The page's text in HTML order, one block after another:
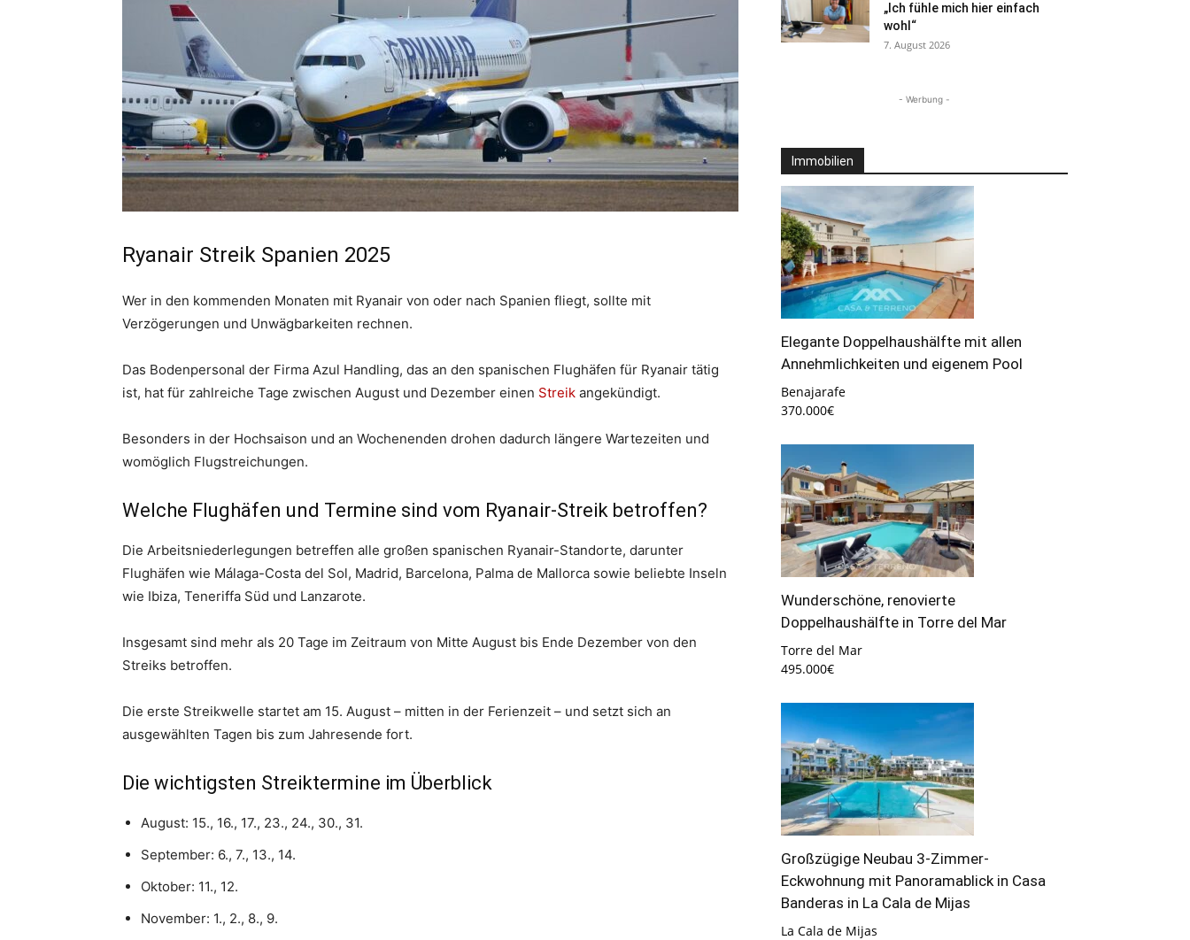
Ryanair Streik Spanien 2025
Wer in den kommenden Monaten mit Ryanair von oder nach Spanien fliegt, sollte mit
Verzögerungen und Unwägbarkeiten rechnen.
Das Bodenpersonal der Firma Azul Handling, das an den spanischen Flughäfen für Ryanair tätig
ist, hat für zahlreiche Tage zwischen August und Dezember einen Streik angekündigt.
Besonders in der Hochsaison und an Wochenenden drohen dadurch längere Wartezeiten und
womöglich Flugstreichungen.
Welche Flughäfen und Termine sind vom Ryanair-Streik betroffen?
Die Arbeitsniederlegungen betreffen alle großen spanischen Ryanair-Standorte, darunter
Flughäfen wie Málaga-Costa del Sol, Madrid, Barcelona, Palma de Mallorca sowie beliebte Inseln
wie Ibiza, Teneriffa Süd und Lanzarote.
Insgesamt sind mehr als 20 Tage im Zeitraum von Mitte August bis Ende Dezember von den
Streiks betroffen.
Die erste Streikwelle startet am 15. August – mitten in der Ferienzeit – und setzt sich an
ausgewählten Tagen bis zum Jahresende fort.
Die wichtigsten Streiktermine im Überblick
August: 15., 16., 17., 23., 24., 30., 31.
September: 6., 7., 13., 14.
Oktober: 11., 12.
November: 1., 2., 8., 9.
„Ich fühle mich hier einfach
wohl“
7. August 2026
- Werbung -
Immobilien
Elegante Doppelhaushälfte mit allen
Annehmlichkeiten und eigenem Pool
Benajarafe
370.000€
Wunderschöne, renovierte
Doppelhaushälfte in Torre del Mar
Torre del Mar
495.000€
Großzügige Neubau 3-Zimmer-
Eckwohnung mit Panoramablick in Casa
Banderas in La Cala de Mijas
La Cala de Mijas